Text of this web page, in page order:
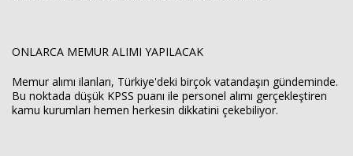
ONLARCA MEMUR ALIMI YAPILACAK
Memur alımı ilanları, Türkiye'deki birçok vatandaşın gündeminde.
Bu noktada düşük KPSS puanı ile personel alımı gerçekleştiren
kamu kurumları hemen herkesin dikkatini çekebiliyor.